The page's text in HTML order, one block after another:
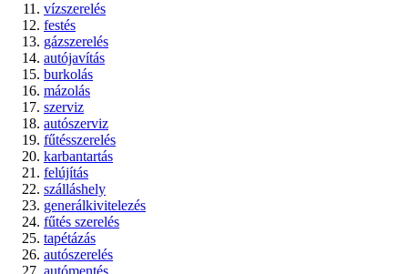
vízszerelés
festés
gázszerelés
autójavítás
burkolás
mázolás
szerviz
autószerviz
fűtésszerelés
karbantartás
felújítás
szálláshely
generálkivitelezés
fűtés szerelés
tapétázás
autószerelés
autómentés